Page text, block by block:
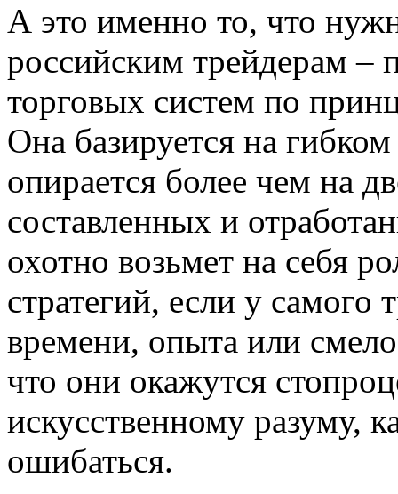
А это именно то, что
российским трейдерам
торговых систем по
Она базируется на
опирается более чем на
составленных и
охотно возьмет на себя
стратегий, если у самого
времени, опыта или
что они окажутся
искусственному разуму,
ошибаться.